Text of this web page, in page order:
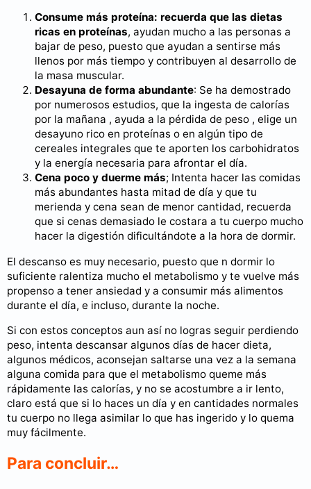
Consume más proteína: recuerda que las dietas
ricas en proteínas, ayudan mucho a las personas a
bajar de peso, puesto que ayudan a sentirse más
llenos por más tiempo y contribuyen al desarrollo de
la masa muscular.
Desayuna de forma abundante: Se ha demostrado
por numerosos estudios, que la ingesta de calorías
por la mañana , ayuda a la pérdida de peso , elige un
desayuno rico en proteínas o en algún tipo de
cereales integrales que te aporten los carbohidratos
y la energía necesaria para afrontar el día.
Cena poco y duerme más; Intenta hacer las comidas
más abundantes hasta mitad de día y que tu
merienda y cena sean de menor cantidad, recuerda
que si cenas demasiado le costara a tu cuerpo mucho
hacer la digestión dificultándote a la hora de dormir.
El descanso es muy necesario, puesto que n dormir lo
suficiente ralentiza mucho el metabolismo y te vuelve más
propenso a tener ansiedad y a consumir más alimentos
durante el día, e incluso, durante la noche.
Si con estos conceptos aun así no logras seguir perdiendo
peso, intenta descansar algunos días de hacer dieta,
algunos médicos, aconsejan saltarse una vez a la semana
alguna comida para que el metabolismo queme más
rápidamente las calorías, y no se acostumbre a ir lento,
claro está que si lo haces un día y en cantidades normales
tu cuerpo no llega asimilar lo que has ingerido y lo quema
muy fácilmente.
Para concluir…